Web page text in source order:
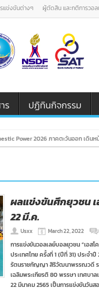
แข่งขันต่างๆ ผู้ตัดสิน และกติการวอ
ร ปฏิทินกิจกรรม
Power 2026 ภาคตะวันออก เดิน
ผลแข่งขันศึกยุวชน เ
22 มี.ค.
Usxx March 22, 2022
การแข่งขันวอลเลย์บอลยุวชน “เอสโ
ประเทศไทย ครั้งที่ 1 (ปีที่ 31) ประจ
รัตนราชกัญญา สิริวัฒนาพรรณวดี ร
เฉลิมพระเกียรติ 80 พรรษา เทศบา
22 มีนาคม 2565 เป็นการแข่งขันวัน